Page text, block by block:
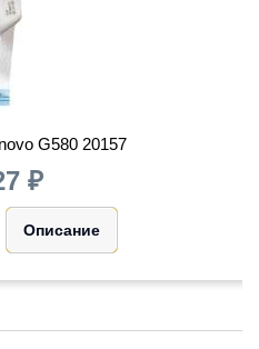
G580 20157
₽
Описание